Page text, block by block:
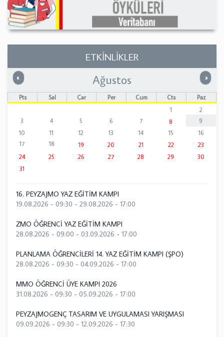
ETKİNLİKLER
« Önceki »
Ağustos
Pts Sal Çar Per Cum Cts
Paz
1
2
3
4 5 6 7 8
9
10
11 12 13 14 15
16
17
18 19 20 21 22
23
24
25 26 27 28 29
30
31
16. PEYZAJMO YAZ EĞİTİM KAMPI
19.08.2026 - 09:30 - 29.08.2026 - 17:00
ZMO ÖĞRENCİ YAZ EĞİTİM KAMPI
28.08.2026 - 09:00 - 03.09.2026 - 17:00
PLANLAMA ÖĞRENCİLERİ 14. YAZ EĞİTİM KAMPI (ŞPO)
28.08.2026 - 09:30 - 04.09.2026 - 17:00
MMO ÖĞRENCİ ÜYE KAMPI 2026
31.08.2026 - 09:30 - 05.09.2026 - 17:00
PEYZAJMOGENÇ TASARIM VE UYGULAMASI YARIŞMASI
09.09.2026 - 09:30 - 12.09.2026 - 17:30